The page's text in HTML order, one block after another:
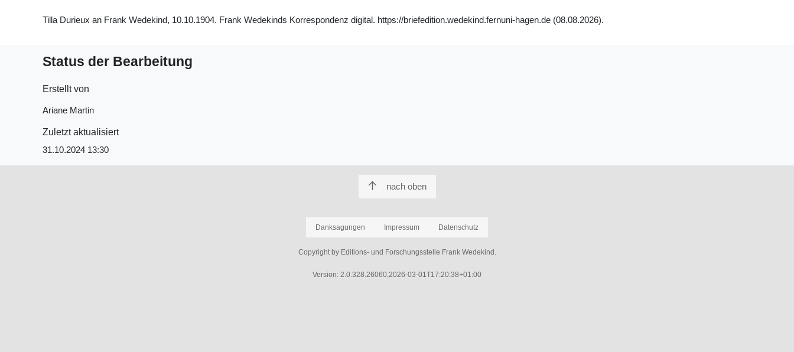
Tilla Durieux an Frank Wedekind, 10.10.1904. Frank Wedekinds Korrespondenz digital. https://briefedition.wedekind.fernuni-hagen.de (08.08.2026).
Status der Bearbeitung
Erstellt von
Ariane Martin
Zuletzt aktualisiert
31.10.2024 13:30
nach oben
Danksagungen Impressum Datenschutz
Copyright by Editions- und Forschungsstelle Frank Wedekind.
Version: 2.0.328.26060,2026-03-01T17:20:38+01:00